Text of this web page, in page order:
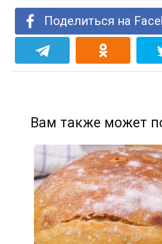
Поделиться на
Вам также может